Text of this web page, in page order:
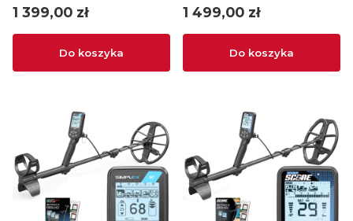
Cena
1 399,00 zł
Do koszyka
Cena
1 499,00 zł
Do koszyka